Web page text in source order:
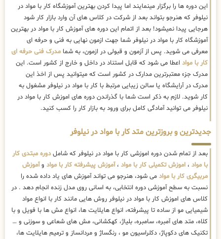
این دوره ها را برگزار مینمایند اما پیدا کردن بهترین آموزشگاه کار با مواد در
نیلوفر که هنرجو بتواند بعد از شرکت در کلاس های آن وارد بازار کار شود
هرجایی پیدا نمیشود! بعد از اتمام این دوره های آموزش کار با مواد در بهترین
آموزشگاه کار با مواد در نیلوفر شما جهت ازمون نهایی به فنی و حرفه ای
معرفی می شوید. پس از آزمون و قبولی در ازمون، به شما مدرک فنی حرفه ای
کار با مواد اعطا می شود که قابل استناد در داخل و خارج از کشور است. این
مدرک جزء معتبرترین مدارک در کشور است که میتوانید پس از اخذ این
مدرک در آرایشگاه یا سالن زیبایی مرتبط با کار با مواد در نیلوفر مشغول به
کار شوید. لازم به ذکر است شما با گذراندن دوره های اموزش کار با مواد در
نیلوفر می توانید آمادگی کامل برای ورود به بازار کار را کسب کنید.
جدیدترین و بروزترین متد کار با مواد در نیلوفر
بعد از تمام شدن دوره اموزشی کار با مواد در نیلوفر که شاملدوره مبتدی کار
با مواد ، اموزش تکمیلی کار با مواد ،آموزش پیشرفته کار با مواد وآموزش
مربیگری کار با مواد می شود، هنرجو می تواند آموزش های یاد داده شده را
نسبت به سطح آموزشی دوره انتخابی، به اسانی روی مدل زنده انجام دهد . در
کلاس های اموزش کار با مواد در نیلوفر روش هایی مانند کار با انواع مواد
شیمیایی مو از ساده تا پیشرفته، انواع هایلایت ها، انواع مش ها با فویل و با
کلاه، متد های آمبره، سامبره، بلیاژ، کهکشانی، مش های شعاعی و سوزنی و …
تکنیک های دکوپاژ، دکلراسیون مو ، رنگساژ و مردانساز و ترمیم هایلایت ها،